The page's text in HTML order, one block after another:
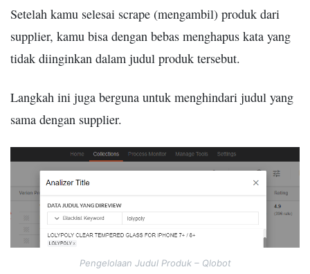
Setelah kamu selesai scrape (mengambil) produk dari
supplier, kamu bisa dengan bebas menghapus kata yang
tidak diinginkan dalam judul produk tersebut.
Langkah ini juga berguna untuk menghindari judul yang
sama dengan supplier.
Pengelolaan Judul Produk – Qlobot